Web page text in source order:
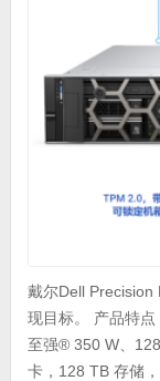
戴尔Dell Precision
现目标。 产品特
至强® 350 W、
卡，128 TB 存储